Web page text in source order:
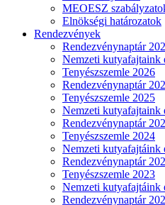
MEOESZ
Elnökségi határozatok
Rendezvények
Rendezvénynaptár
Nemzeti kutyafajtaink
Tenyészszemle 2026
Rendezvénynaptár
Tenyészszemle 2025
Nemzeti kutyafajtaink
Rendezvénynaptár
Tenyészszemle 2024
Nemzeti kutyafajtáink
Rendezvénynaptár
Tenyészszemle 2023
Nemzeti kutyafajtáink
Rendezvénynaptár